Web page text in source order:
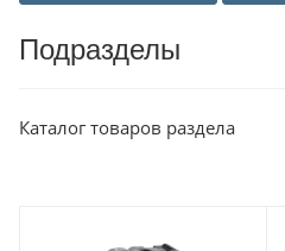
Подразделы
Каталог товаров раздела